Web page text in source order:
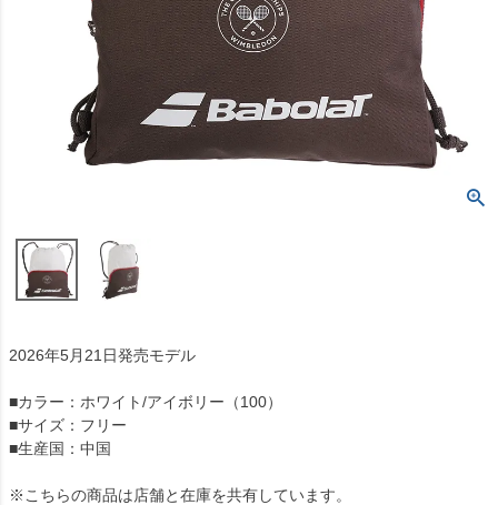
2026年5月21日発売モデル
■カラー：ホワイト/アイボリー（100）
■サイズ：フリー
■生産国：中国
※こちらの商品は店舗と在庫を共有しています。